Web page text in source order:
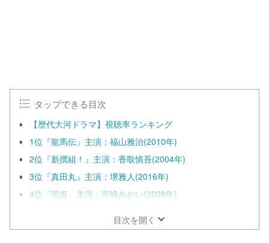
タップできる目次
【歴代大河ドラマ】視聴率ランキング
1位『龍馬伝』主演：福山雅治(2010年)
2位『新撰組！』主演：香取慎吾(2004年)
3位『真田丸』主演：堺雅人(2016年)
4位『篤姫』主演：宮崎あおい(2008年)
目次を開く